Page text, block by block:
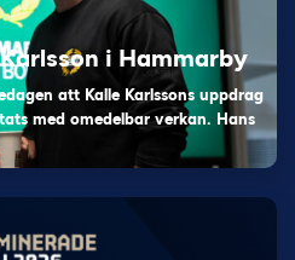
i Hammarby
att Kalle Karlssons uppdrag
med omedelbar verkan. Hans